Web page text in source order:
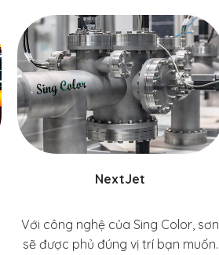
NextJet
Với công nghệ của Sing Color, sơn
sẽ được phủ đúng vị trí bạn muốn.